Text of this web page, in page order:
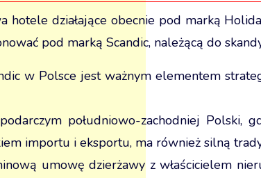
hotele działające obecnie pod marką
pod marką Scandic, należącą do
w Polsce jest ważnym elementem
południowo-zachodniej Polski,
importu i eksportu, ma również silną
umowę dzierżawy z właścicielem